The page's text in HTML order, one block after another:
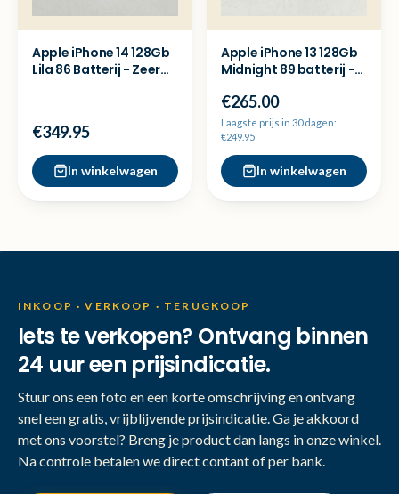
Apple iPhone 14 128Gb
Lila 86 Batterij - Zeer
€349.95
In winkelwagen
Apple iPhone 13 128Gb
Midnight 89 batterij -
€265.00
Laagste prijs in 30 dagen:
€249.95
In winkelwagen
INKOOP · VERKOOP · TERUGKOOP
Iets te verkopen? Ontvang binnen
24 uur een prijsindicatie.
Stuur ons een foto en een korte omschrijving en ontvang
snel een gratis, vrijblijvende prijsindicatie. Ga je akkoord
met ons voorstel? Breng je product dan langs in onze winkel.
Na controle betalen we direct contant of per bank.